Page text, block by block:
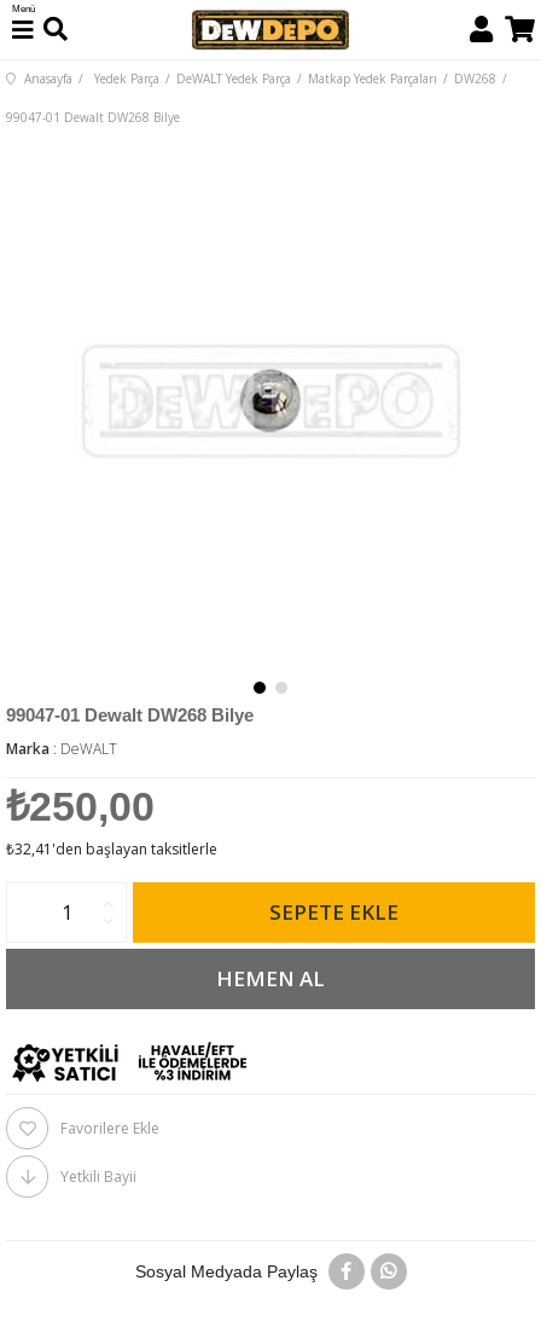
Menü
Anasayfa Yedek Parça DeWALT Yedek Parça Matkap Yedek Parçaları DW268
99047-01 Dewalt DW268 Bilye
99047-01 Dewalt DW268 Bilye
Marka : DeWALT
₺250,00
₺32,41 'den başlayan taksitlerle
Favorilere Ekle
Yetkili Bayii
Sosyal Medyada Paylaş